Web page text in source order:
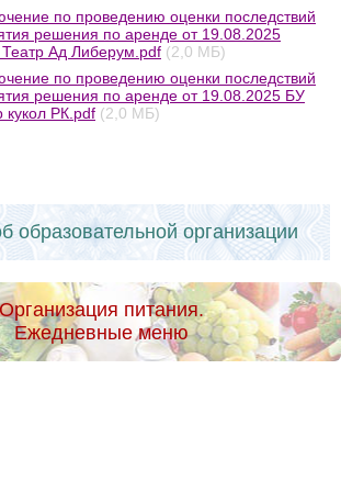
по проведению оценки последствий
решения по аренде от 19.08.2025
Ад Либерум.pdf (2,0 МБ)
по проведению оценки последствий
решения по аренде от 19.08.2025 БУ
кукол РК.pdf (2,0 МБ)
образовательной организации
питания.
Ежедневные меню